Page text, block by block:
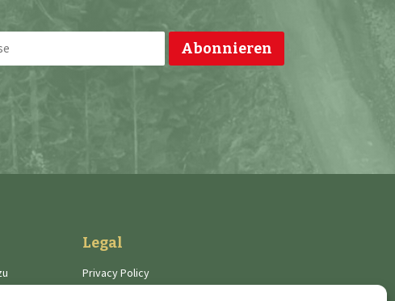
Legal
Privacy Policy